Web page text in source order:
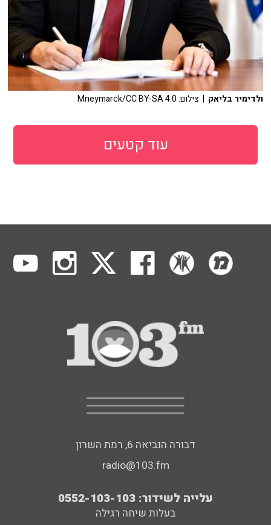
ולדימיר בליאק | צילום: Mneymarck/CC BY-SA 4.0
עוד קטעים
דבורה הנביאה 6, רמת השרון
radio@103.fm
עלייה לשידור: 0552-103-103
בעלות שיחה רגילה